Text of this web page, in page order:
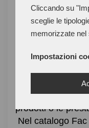
Cliccando su
sceglie le
memorizzate nel
Impostazioni
L'uso di adesivi
fissaggio
metodi di
L'integrazione
la soluzione
di produzione,
prodotti o le
Nel catalogo